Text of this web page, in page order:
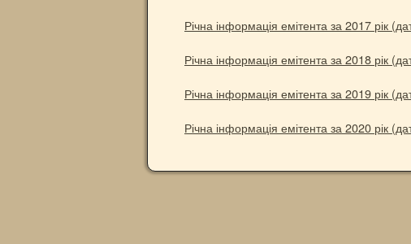
Річна інформація емітента за 2017 рік
Річна інформація емітента за 2018 рік
Річна інформація емітента за 2019 рік
Річна інформація емітента за 2020 рік